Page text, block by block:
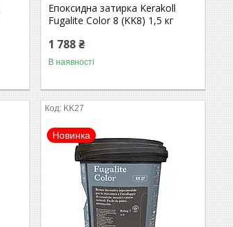
Епоксидна затирка Kerakoll
Fugalite Color 8 (KK8) 1,5 кг
1 788 ₴
В наявності
KK27
Новинка